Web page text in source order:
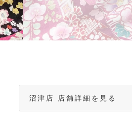
沼津店 店舗詳細を見る